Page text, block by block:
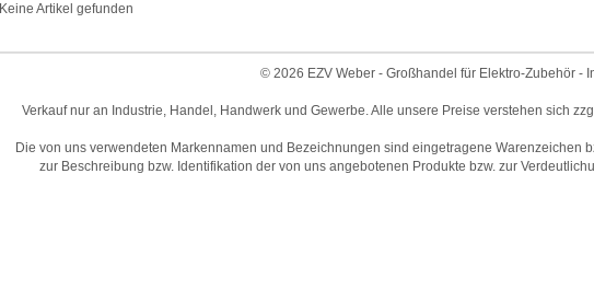
Keine Artikel gefunden
© 2026 EZV Weber - Großhandel für Elektro-Zubehör -
Verkauf nur an Industrie, Handel, Handwerk und Gewerbe. Alle unsere Preise verstehen sich
Die von uns verwendeten Markennamen und Bezeichnungen sind eingetragene Warenzeichen
zur Beschreibung bzw. Identifikation der von uns angebotenen Produkte bzw. zur